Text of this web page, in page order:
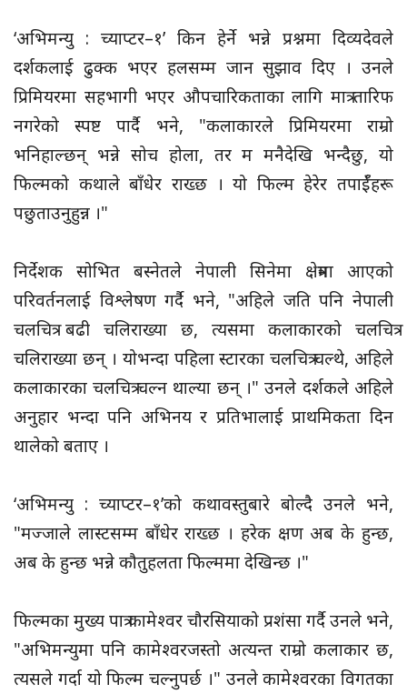
‘अभिमन्यु : च्याप्टर–१’ किन हेर्ने भन्ने प्रश्नमा दिव्यदेवले
दर्शकलाई ढुक्क भएर हलसम्म जान सुझाव दिए । उनले
प्रिमियरमा सहभागी भएर औपचारिकताका लागि मात्र तारिफ
नगरेको स्पष्ट पार्दै भने, "कलाकारले प्रिमियरमा राम्रो
भनिहाल्छन् भन्ने सोच होला, तर म मनैदेखि भन्दैछु, यो
फिल्मको कथाले बाँधेर राख्छ । यो फिल्म हेरेर तपाईँहरू
पछुताउनुहुन्न ।"
निर्देशक सोभित बस्नेतले नेपाली सिनेमा क्षेत्रमा आएको
परिवर्तनलाई विश्लेषण गर्दै भने, "अहिले जति पनि नेपाली
चलचित्र बढी चलिराख्या छ, त्यसमा कलाकारको चलचित्र
चलिराख्या छन् । योभन्दा पहिला स्टारका चलचित्र चल्थे, अहिले
कलाकारका चलचित्र चल्न थाल्या छन् ।" उनले दर्शकले अहिले
अनुहार भन्दा पनि अभिनय र प्रतिभालाई प्राथमिकता दिन
थालेको बताए ।
‘अभिमन्यु : च्याप्टर–१’को कथावस्तुबारे बोल्दै उनले भने,
"मज्जाले लास्टसम्म बाँधेर राख्छ । हरेक क्षण अब के हुन्छ,
अब के हुन्छ भन्ने कौतुहलता फिल्ममा देखिन्छ ।"
फिल्मका मुख्य पात्र कामेश्वर चौरसियाको प्रशंसा गर्दै उनले भने,
"अभिमन्युमा पनि कामेश्वरजस्तो अत्यन्त राम्रो कलाकार छ,
त्यसले गर्दा यो फिल्म चल्नुपर्छ ।" उनले कामेश्वरका विगतका